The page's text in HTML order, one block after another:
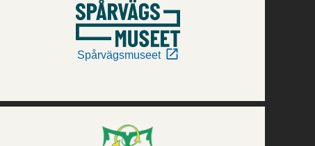
Spårvägsmuseet